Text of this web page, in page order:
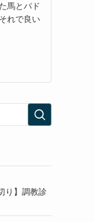
馬とパド
れで良い
り】調教診